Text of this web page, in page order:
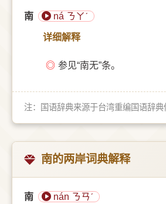
南 ná ㄋㄚˊ
详细解释
◎ 参见“南无”条。
注：国语辞典来源于台湾重编国语辞典
南的两岸词典解释
南 nán ㄋㄢˊ